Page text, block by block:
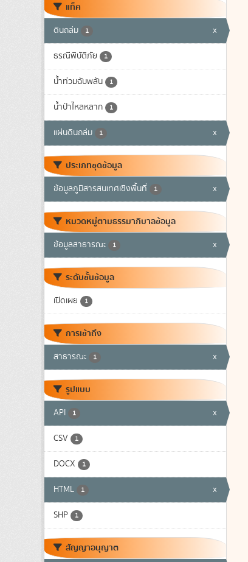
แท็ค
ดินถล่ม 1 x
ธรณีพิบัติภัย 1
น้ำท่วมฉับพลัน 1
น้ำป่าไหลหลาก 1
แผ่นดินถล่ม 1 x
ประเภทชุดข้อมูล
ข้อมูลภูมิสารสนเทศเชิงพื้นที่ 1 x
หมวดหมู่ตามธรรมาภิบาลข้อมูล
ข้อมูลสาธารณะ 1 x
ระดับชั้นข้อมูล
เปิดเผย 1
การเข้าถึง
สาธารณะ 1 x
รูปแบบ
API 1 x
CSV 1
DOCX 1
HTML 1 x
SHP 1
สัญญาอนุญาต